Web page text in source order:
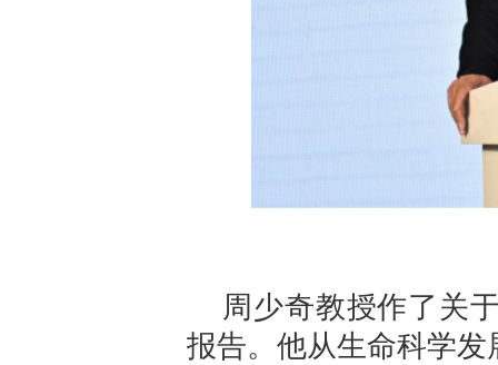
周少奇教授作了关
报告。他从生命科学